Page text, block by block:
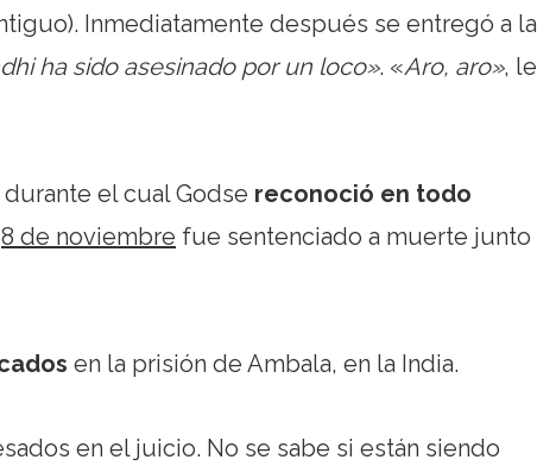
Inmediatamente después se entregó a la
ha sido asesinado por un loco». «Aro, aro», le
el cual Godse reconoció en todo
8 de noviembre fue sentenciado a muerte junto
en la prisión de Ambala, en la India.
en el juicio. No se sabe si están siendo